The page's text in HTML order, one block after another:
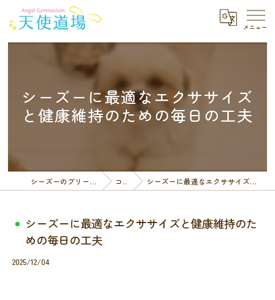
シーズーに最適なエクササイズ
と健康維持のための毎日の工夫
シーズーのブリーダーなら天使道場 コラム シーズーに最適なエクササイズと健康維持のための毎日の工夫
シーズーに最適なエクササイズと健康維持のた
めの毎日の工夫
2025/12/04